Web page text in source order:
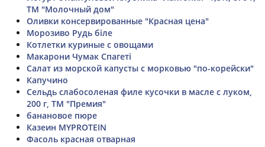
ТМ "Молочный дом"
Оливки консервированные "Красная цена"
Морозиво Рудь біле
Котлетки куриные с овощами
Макарони Чумак Спагеті
Салат из морской капусты с морковью "по-корейски"
Капучино
Сельдь слабосоленая филе кусочки в масле с луком,
200 г, ТМ "Премия"
банановое пюре
Казеин MYPROTEIN
Фасоль красная отварная